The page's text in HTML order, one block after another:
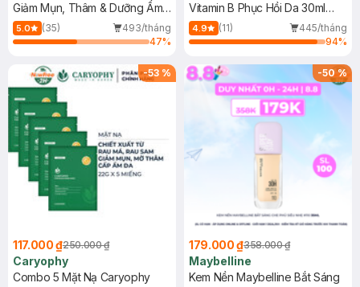
Giảm Mụn, Thâm & Dưỡng Ẩm
Da 22g
5.0 (35)
493/tháng
47%
Vitamin B Phục Hồi Da 30ml
(Mới)
4.9 (11)
445/tháng
94%
-53 %
117.000 ₫250.000 ₫
Caryophy
Combo 5 Mặt Nạ Caryophy
-50%
179.000 ₫358.000 ₫
Maybelline
Kem Nền Maybelline Bắt Sáng